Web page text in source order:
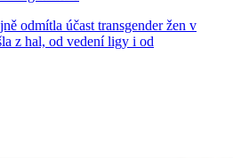
odmítla účast transgender žen v
z hal, od vedení ligy i od